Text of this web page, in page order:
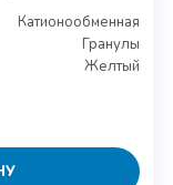
Катионообменная
Гранулы
Желтый